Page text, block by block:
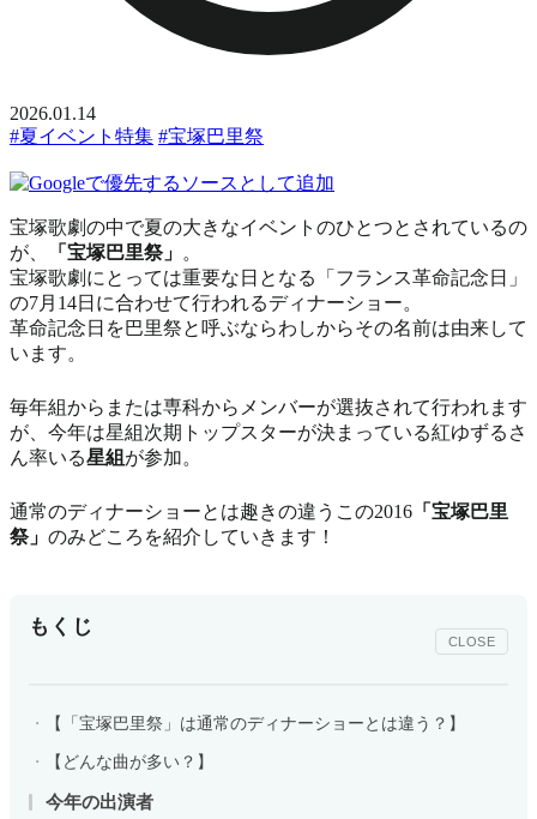
2026.01.14
#夏イベント特集 #宝塚巴里祭
宝塚歌劇の中で夏の大きなイベントのひとつとされているの
が、
「宝塚巴里祭」 。
宝塚歌劇にとっては重要な日となる「フランス革命記念日」
の7月14日に合わせて行われるディナーショー。
革命記念日を巴里祭と呼ぶならわしからその名前は由来して
います。
毎年組からまたは専科からメンバーが選抜されて行われます
が、今年は星組次期トップスターが決まっている紅ゆずるさ
ん率いる星組 が参加。
通常のディナーショーとは趣きの違うこの2016 「宝塚巴里
祭」 のみどころを紹介していきます！
もくじ
CLOSE
【「宝塚巴里祭」は通常のディナーショーとは違う？】
【どんな曲が多い？】
今年の出演者